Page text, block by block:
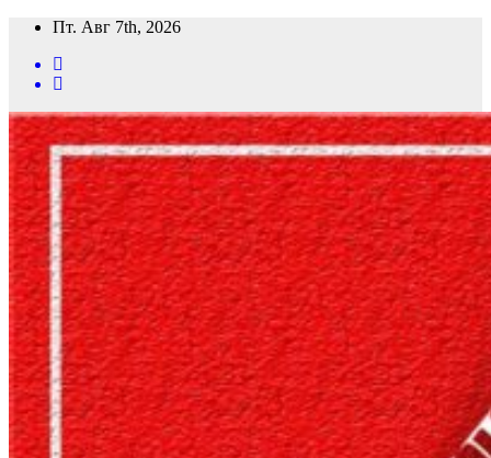
Перейти
содержимому
Пт. Авг 7th, 2026